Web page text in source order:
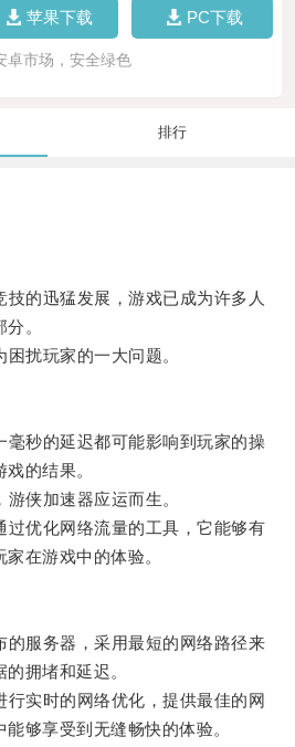
苹果下载 PC下载
卓市场，安全绿色
排行
的迅猛发展，游戏已成为许多人
。
扰玩家的一大问题。
秒的延迟都可能影响到玩家的操
的结果。
侠加速器应运而生。
优化网络流量的工具，它能够有
在游戏中的体验。
服务器，采用最短的网络路径来
拥堵和延迟。
实时的网络优化，提供最佳的网
够享受到无缝畅快的体验。